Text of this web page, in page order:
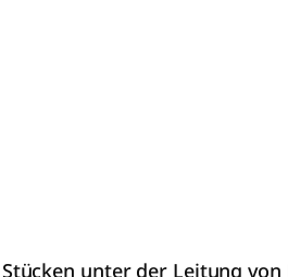
unter der Leitung von